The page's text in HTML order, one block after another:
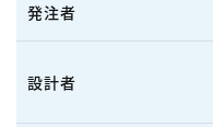
発注者
設計者